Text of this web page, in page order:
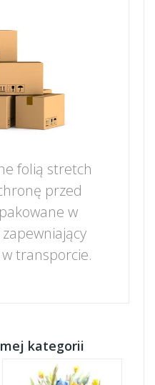
folią stretch
przed
w
transporcie.
kategorii